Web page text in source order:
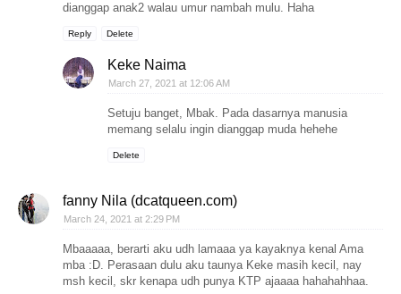
dianggap anak2 walau umur nambah mulu. Haha
Reply Delete
Keke Naima
March 27, 2021 at 12:06 AM
Setuju banget, Mbak. Pada dasarnya manusia
memang selalu ingin dianggap muda hehehe
Delete
fanny Nila (dcatqueen.com)
March 24, 2021 at 2:29 PM
Mbaaaaa, berarti aku udh lamaaa ya kayaknya kenal Ama
mba :D. Perasaan dulu aku taunya Keke masih kecil, nay
msh kecil, skr kenapa udh punya KTP ajaaaa hahahahhaa.